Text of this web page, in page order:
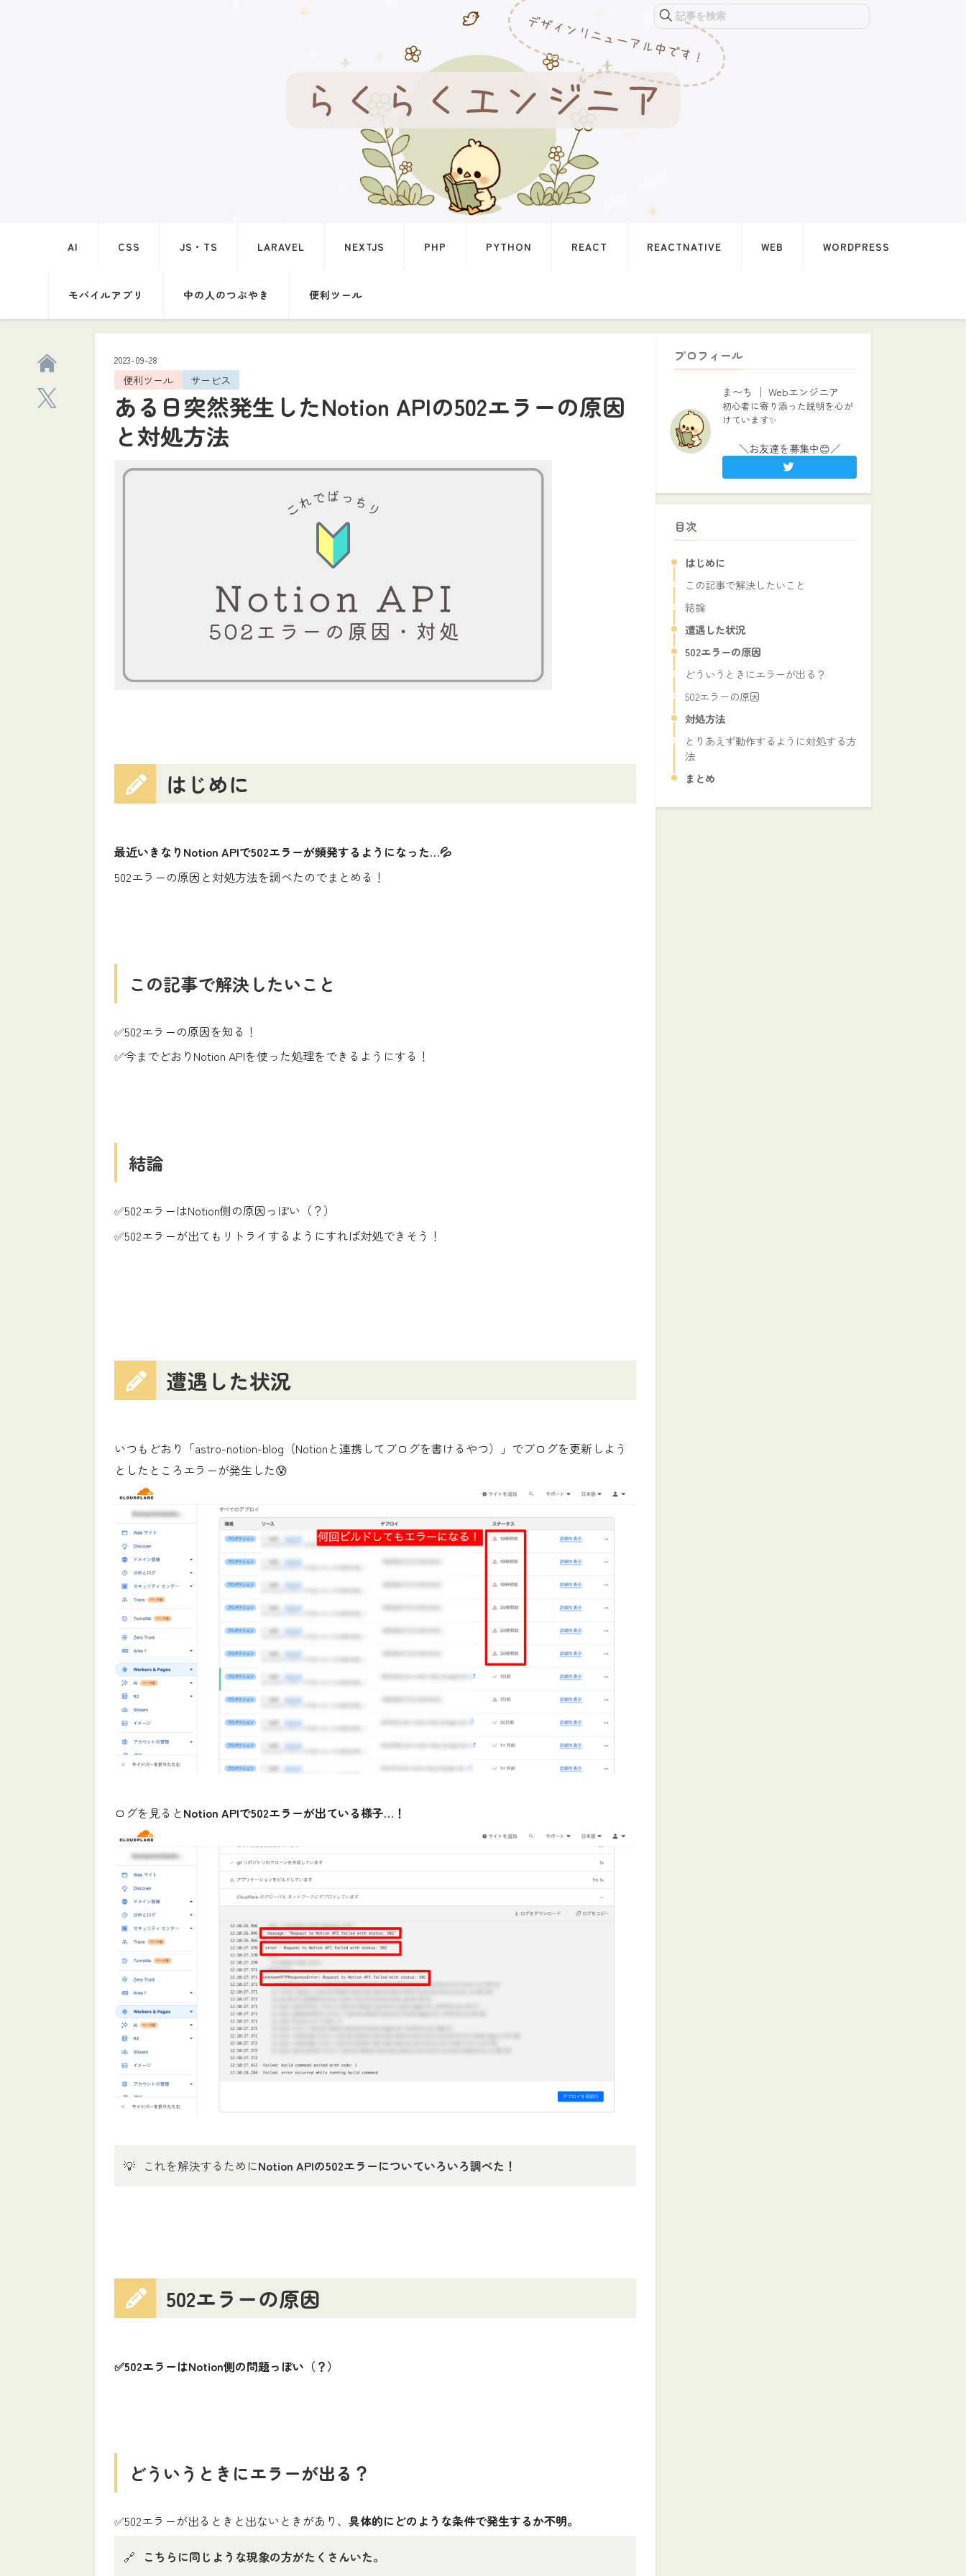
記事を検索
AI CSS JS・TS LARAVEL NEXTJS PHP PYTHON REACT REACTNATIVE WEB WORDPRESS
モバイルアプリ 中の人のつぶやき 便利ツール
2023-09-28
便利ツール サービス
ある日突然発生したNotion APIの502エラーの原因
と対処方法
はじめに
最近いきなりNotion APIで502エラーが頻発するようになった…💦
502エラーの原因と対処方法を調べたのでまとめる！
この記事で解決したいこと
✅502エラーの原因を知る！
✅今までどおりNotion APIを使った処理をできるようにする！
結論
✅502エラーはNotion側の原因っぽい（？）
✅502エラーが出てもリトライするようにすれば対処できそう！
遭遇した状況
いつもどおり「astro-notion-blog（Notionと連携してブログを書けるやつ）」でブログを更新しよう
としたところエラーが発生した😰
ログを見ると Notion APIで502エラーが出ている様子…！
💡 これを解決するためにNotion APIの502エラーについていろいろ調べた！
502エラーの原因
✅502エラーはNotion側の問題っぽい（？）
どういうときにエラーが出る？
✅502エラーが出るときと出ないときがあり、 具体的にどのような条件で発生するか不明。
🔗
こちらに同じような現象の方がたくさんいた。
プロフィール
ま〜ち │ Webエンジニア
初心者に寄り添った説明を心が
けています✨
＼お友達を募集中😊／
目次
はじめに
この記事で解決したいこと
結論
遭遇した状況
502エラーの原因
どういうときにエラーが出る？
502エラーの原因
対処方法
とりあえず動作するように対処する方
法
まとめ